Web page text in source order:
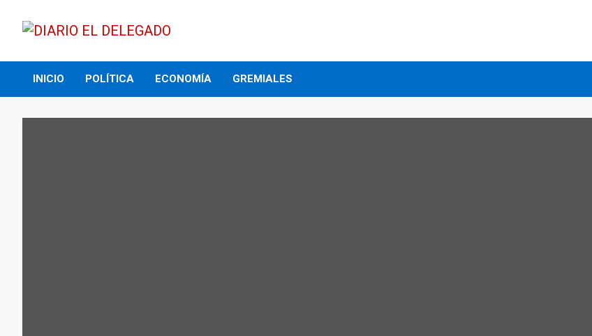
content
DIARIO EL DELEGADO
INICIO POLÍTICA ECONOMÍA GREMIALES